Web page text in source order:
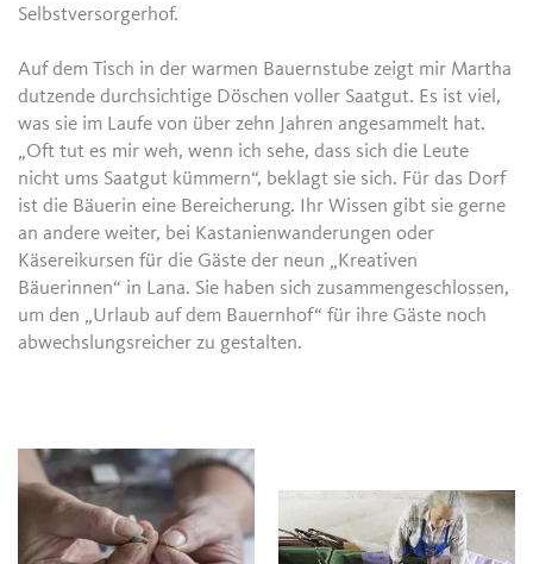
Selbstversorgerhof.
Auf dem Tisch in der warmen Bauernstube zeigt mir Martha
dutzende durchsichtige Döschen voller Saatgut. Es ist viel,
was sie im Laufe von über zehn Jahren angesammelt hat.
„Oft tut es mir weh, wenn ich sehe, dass sich die Leute
nicht ums Saatgut kümmern“, beklagt sie sich. Für das Dorf
ist die Bäuerin eine Bereicherung. Ihr Wissen gibt sie gerne
an andere weiter, bei Kastanienwanderungen oder
Käsereikursen für die Gäste der neun „Kreativen
Bäuerinnen“ in Lana. Sie haben sich zusammengeschlossen,
um den „Urlaub auf dem Bauernhof“ für ihre Gäste noch
abwechslungsreicher zu gestalten.